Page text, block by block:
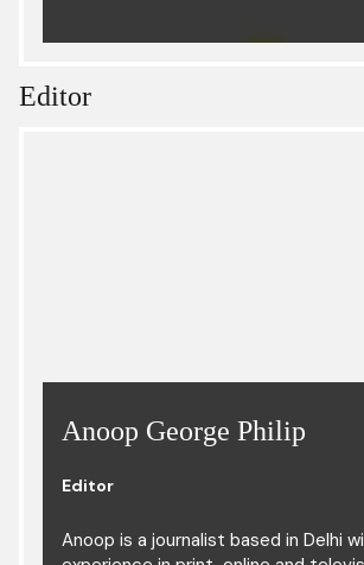
Editor
Anoop George Philip
Editor
Anoop is a journalist based in Delhi